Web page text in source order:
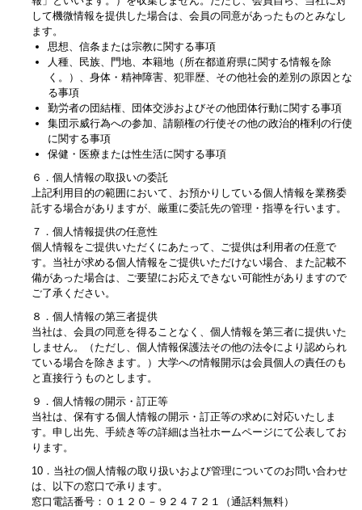
して機微情報を提供した場合は、会員の同意があったものとみなし
ます。
思想、信条または宗教に関する事項
人種、民族、門地、本籍地（所在都道府県に関する情報を除
く。）、身体・精神障害、犯罪歴、その他社会的差別の原因とな
る事項
勤労者の団結権、団体交渉およびその他団体行動に関する事項
集団示威行為への参加、請願権の行使その他の政治的権利の行使
に関する事項
保健・医療または性生活に関する事項
６．個人情報の取扱いの委託
上記利用目的の範囲において、お預かりしている個人情報を業務委
託する場合がありますが、厳重に委託先の管理・指導を行います。
７．個人情報提供の任意性
個人情報をご提供いただくにあたって、ご提供は利用者の任意で
す。当社が求める個人情報をご提供いただけない場合、また記載不
備があった場合は、ご要望にお応えできない可能性がありますので
ご了承ください。
８．個人情報の第三者提供
当社は、会員の同意を得ることなく、個人情報を第三者に提供いた
しません。（ただし、個人情報保護法その他の法令により認められ
ている場合を除きます。）大学への情報開示は会員個人の責任のも
と直接行うものとします。
９．個人情報の開示・訂正等
当社は、保有する個人情報の開示・訂正等の求めに対応いたしま
す。申し出先、手続き等の詳細は当社ホームページにて公表してお
ります。
10．当社の個人情報の取り扱いおよび管理についてのお問い合わせ
は、以下の窓口で承ります。
窓口電話番号：０１２０－９２４７２１（通話料無料）